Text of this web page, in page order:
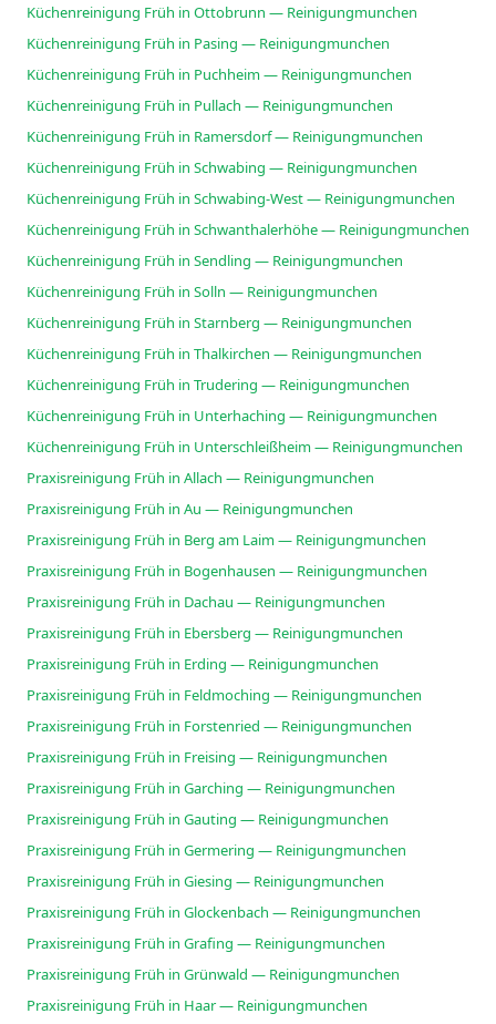
Küchenreinigung Früh in Ottobrunn — Reinigungmunchen
Küchenreinigung Früh in Pasing — Reinigungmunchen
Küchenreinigung Früh in Puchheim — Reinigungmunchen
Küchenreinigung Früh in Pullach — Reinigungmunchen
Küchenreinigung Früh in Ramersdorf — Reinigungmunchen
Küchenreinigung Früh in Schwabing — Reinigungmunchen
Küchenreinigung Früh in Schwabing-West — Reinigungmunchen
Küchenreinigung Früh in Schwanthalerhöhe — Reinigungmunchen
Küchenreinigung Früh in Sendling — Reinigungmunchen
Küchenreinigung Früh in Solln — Reinigungmunchen
Küchenreinigung Früh in Starnberg — Reinigungmunchen
Küchenreinigung Früh in Thalkirchen — Reinigungmunchen
Küchenreinigung Früh in Trudering — Reinigungmunchen
Küchenreinigung Früh in Unterhaching — Reinigungmunchen
Küchenreinigung Früh in Unterschleißheim — Reinigungmunchen
Praxisreinigung Früh in Allach — Reinigungmunchen
Praxisreinigung Früh in Au — Reinigungmunchen
Praxisreinigung Früh in Berg am Laim — Reinigungmunchen
Praxisreinigung Früh in Bogenhausen — Reinigungmunchen
Praxisreinigung Früh in Dachau — Reinigungmunchen
Praxisreinigung Früh in Ebersberg — Reinigungmunchen
Praxisreinigung Früh in Erding — Reinigungmunchen
Praxisreinigung Früh in Feldmoching — Reinigungmunchen
Praxisreinigung Früh in Forstenried — Reinigungmunchen
Praxisreinigung Früh in Freising — Reinigungmunchen
Praxisreinigung Früh in Garching — Reinigungmunchen
Praxisreinigung Früh in Gauting — Reinigungmunchen
Praxisreinigung Früh in Germering — Reinigungmunchen
Praxisreinigung Früh in Giesing — Reinigungmunchen
Praxisreinigung Früh in Glockenbach — Reinigungmunchen
Praxisreinigung Früh in Grafing — Reinigungmunchen
Praxisreinigung Früh in Grünwald — Reinigungmunchen
Praxisreinigung Früh in Haar — Reinigungmunchen